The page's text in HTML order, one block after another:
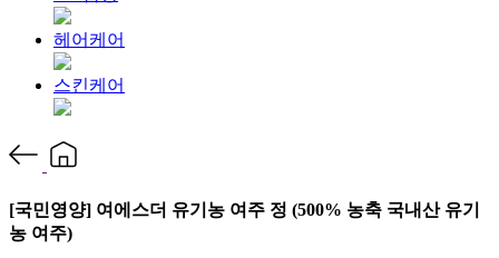
헤어케어
스킨케어
[국민영양] 여에스더 유기농 여주 정 (500% 농축 국내산 유기
농 여주)